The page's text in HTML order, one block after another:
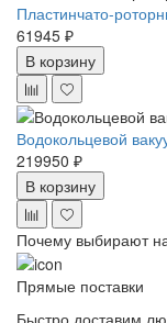
Пластинчато-
61945 ₽
В корзину
Водокольцевой
219950 ₽
В корзину
Почему выбирают
Прямые поставки